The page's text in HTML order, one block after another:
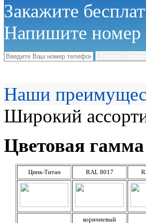
Закажите
Напишите
Наши
Широкий
Цветовая
Цинк-Титан RAL 8017
коричневый